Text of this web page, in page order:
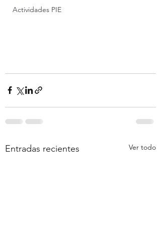
Actividades PIE
Entradas recientes Ver todo